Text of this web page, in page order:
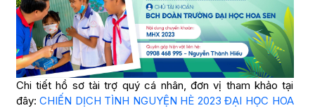
Chi tiết hồ sơ tài trợ quý cá nhân, đơn vị tham khảo tại
đây:CHIẾN DỊCH TÌNH NGUYỆN HÈ 2023 ĐẠI HỌC HOA